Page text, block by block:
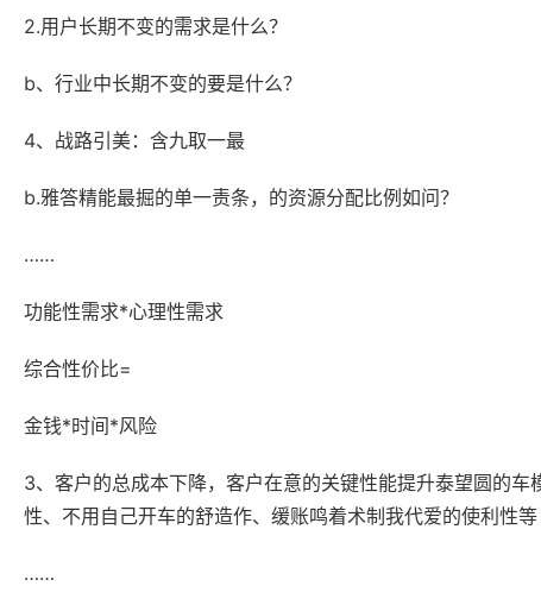
2.用户长期不变的需求是什么？
b、行业中长期不变的要是什么？
4、战路引美：含九取一最
b.雅答精能最掘的单一责条，的资源分配比例如问？
……
功能性需求*心理性需求
综合性价比=
金钱*时间*风险
3、客户的总成本下降，客户在意的关键性能提升泰望圆的
性、不用自己开车的舒造作、缓账鸣着术制我代爱的使利性等
……